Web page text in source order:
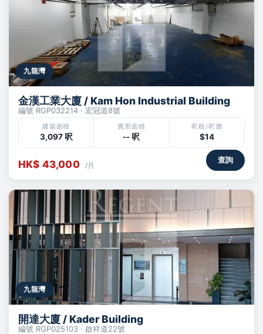
九龍灣
金漢工業大廈 / Kam Hon Industrial Building
編號 RGP032214 · 宏冠道8號
建築面積
3,097 呎
實用面積
-- 呎
呎租/呎價
$14
HK$ 43,000 /月
查詢
九龍灣
開達大廈 / Kader Building
編號 RGP025103 · 啟祥道22號